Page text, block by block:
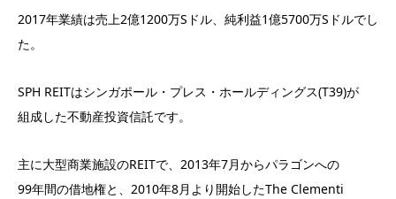
2017年業績は売上2億1200万Sドル、純利益1億5700万Sドルでし
た。
SPH REITはシンガポール・プレス・ホールディングス(T39)が
組成した不動産投資信託です。
主に大型商業施設のREITで、2013年7月からパラゴンへの
99年間の借地権と、2010年8月より開始したThe Clementi